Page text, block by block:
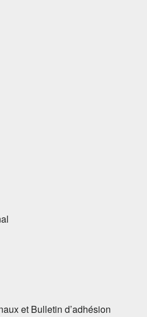
et Bulletin d’adhésion